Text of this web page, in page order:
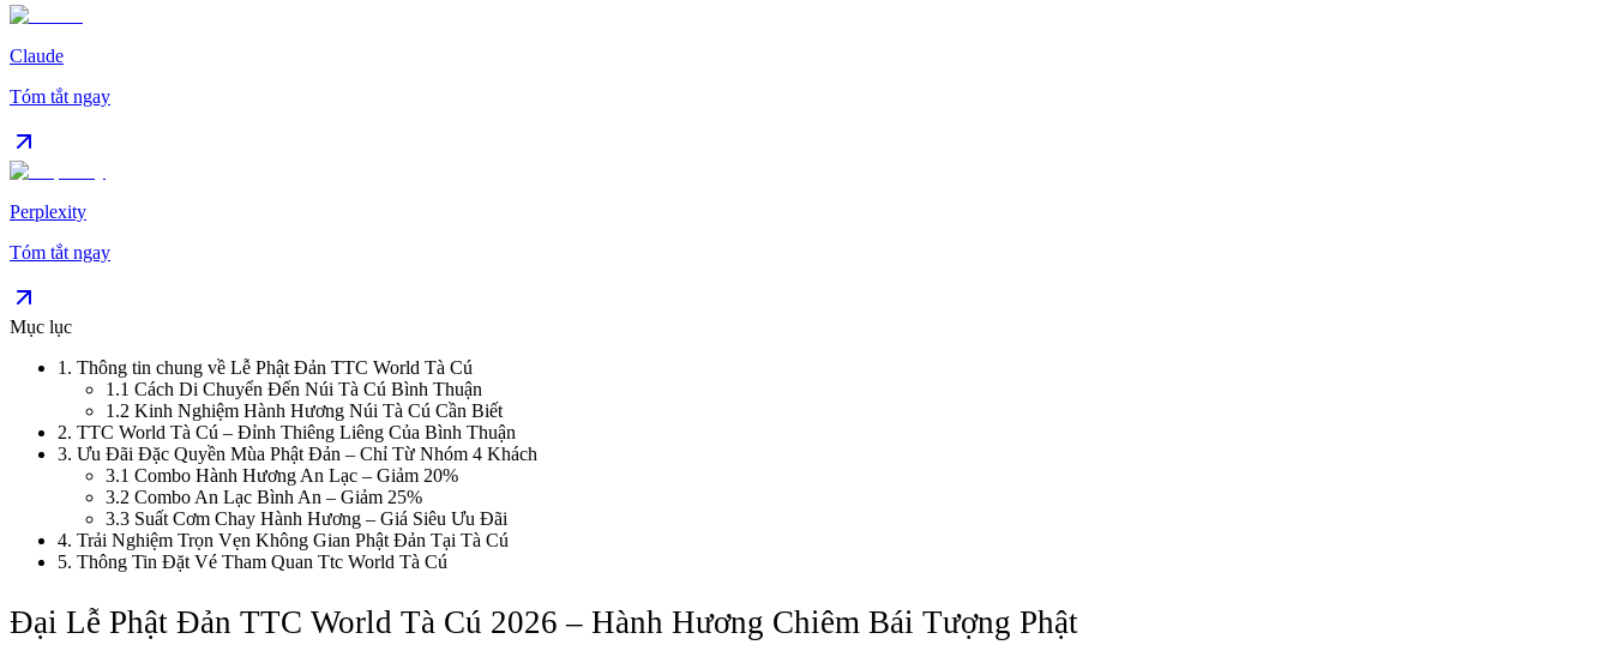
Claude
Tóm tắt ngay
Perplexity
Tóm tắt ngay
Mục lục
1 . Thông tin chung về Lễ Phật Đản TTC World Tà Cú
1.1 Cách Di Chuyển Đến Núi Tà Cú Bình Thuận
1.2 Kinh Nghiệm Hành Hương Núi Tà Cú Cần Biết
2. TTC World Tà Cú – Đỉnh Thiêng Liêng Của Bình Thuận
3. Ưu Đãi Đặc Quyền Mùa Phật Đản – Chỉ Từ Nhóm 4 Khách
3.1 Combo Hành Hương An Lạc – Giảm 20%
3.2 Combo An Lạc Bình An – Giảm 25%
3.3 Suất Cơm Chay Hành Hương – Giá Siêu Ưu Đãi
4. Trải Nghiệm Trọn Vẹn Không Gian Phật Đản Tại Tà Cú
5. Thông Tin Đặt Vé Tham Quan Ttc World Tà Cú
Đại Lễ Phật Đản TTC World Tà Cú 2026 – Hành Hương Chiêm Bái Tượng Phật